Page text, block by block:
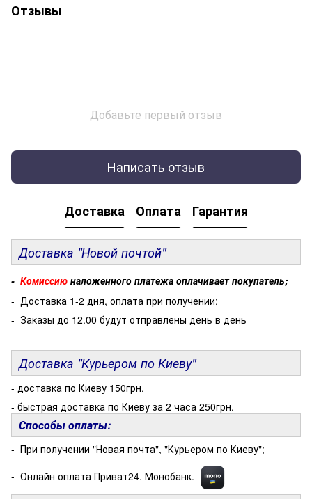
Отзывы
Добавьте первый отзыв
Написать отзыв
Доставка Оплата Гарантия
Доставка "Новой почтой"
- Комиссию наложенного платежа оплачивает покупатель;
- Доставка 1-2 дня, оплата при получении;
- Заказы до 12.00 будут отправлены день в день
Доставка "Курьером по Киеву"
- доставка по Киеву 150грн.
- быстрая доставка по Киеву за 2 часа 250грн.
Способы оплаты:
- При получении "Новая почта", "Курьером по Киеву";
- Онлайн оплата Приват24. Монобанк.